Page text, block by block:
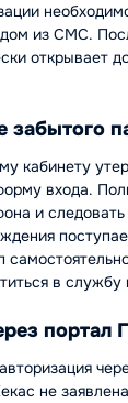
из СМС.
открывает
забытого
кабинету
входа.
и
в
портал
не